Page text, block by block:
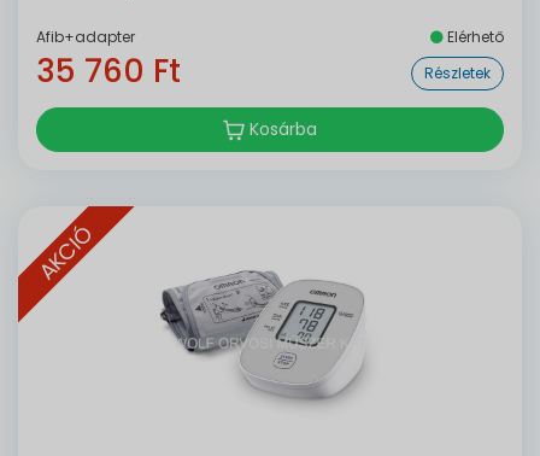
Afib+adapter Elérhető
35 760 Ft Részletek
Kosárba
AKCIÓ